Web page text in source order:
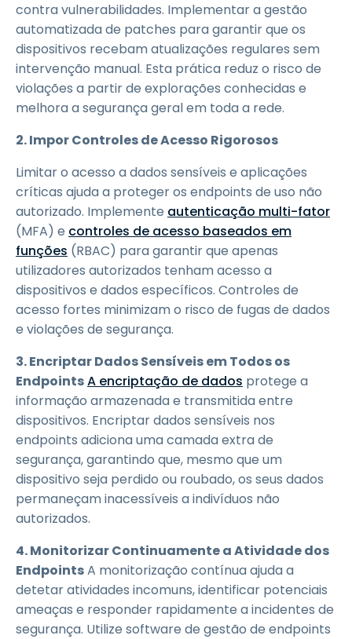
contra vulnerabilidades. Implementar a gestão
automatizada de patches para garantir que os
dispositivos recebam atualizações regulares sem
intervenção manual. Esta prática reduz o risco de
violações a partir de explorações conhecidas e
melhora a segurança geral em toda a rede.
2. Impor Controles de Acesso Rigorosos
Limitar o acesso a dados sensíveis e aplicações
críticas ajuda a proteger os endpoints de uso não
autorizado. Implemente autenticação multi-fator
(MFA) e controles de acesso baseados em
funções (RBAC) para garantir que apenas
utilizadores autorizados tenham acesso a
dispositivos e dados específicos. Controles de
acesso fortes minimizam o risco de fugas de dados
e violações de segurança.
3. Encriptar Dados Sensíveis em Todos os
EndpointsA encriptação de dados protege a
informação armazenada e transmitida entre
dispositivos. Encriptar dados sensíveis nos
endpoints adiciona uma camada extra de
segurança, garantindo que, mesmo que um
dispositivo seja perdido ou roubado, os seus dados
permaneçam inacessíveis a indivíduos não
autorizados.
4. Monitorizar Continuamente a Atividade dos
EndpointsA monitorização contínua ajuda a
detetar atividades incomuns, identificar potenciais
ameaças e responder rapidamente a incidentes de
segurança. Utilize software de gestão de endpoints